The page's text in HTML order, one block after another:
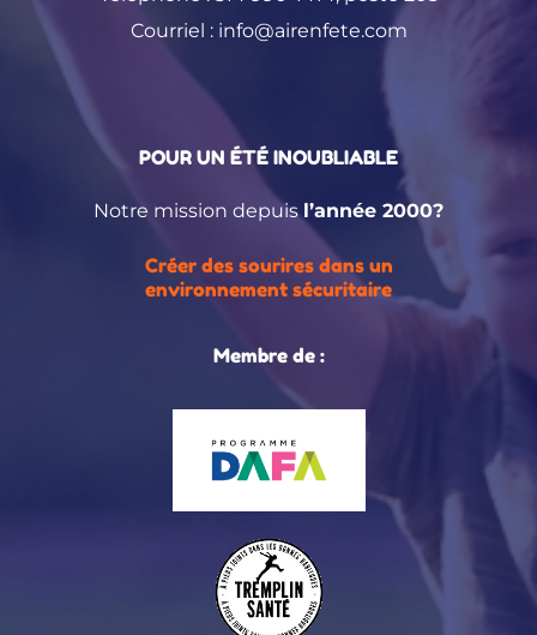
Courriel : info@airenfete.com
POUR UN ÉTÉ INOUBLIABLE
Notre mission depuisl’année 2000?
Créer des sourires dans un
environnement sécuritaire
Membre de :